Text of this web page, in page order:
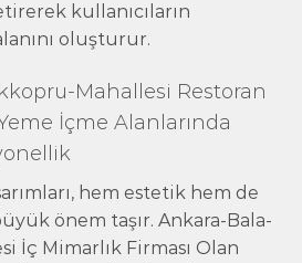
kullanıcıların
oluşturur.
Mahallesi Restoran
İçme Alanlarında
hem estetik hem de
önem taşır. Ankara-Bala-
İç Mimarlık Firması Olan